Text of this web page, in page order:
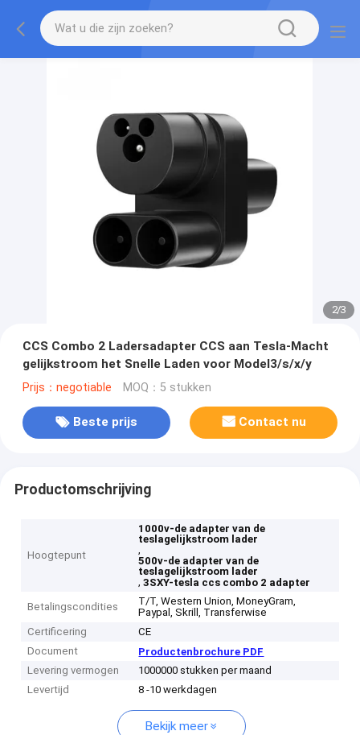
2/3
CCS Combo 2 Ladersadapter CCS aan Tesla-Macht
gelijkstroom het Snelle Laden voor Model3/s/x/y
Prijs：negotiable MOQ：5 stukken
Beste prijs Contact nu
Productomschrijving
Hoogtepunt
1000v-de adapter van de
teslagelijkstroom lader
,
500v-de adapter van de
teslagelijkstroom lader
,3SXY-tesla ccs combo 2 adapter
Betalingscondities
T/T, Western Union, MoneyGram,
Paypal, Skrill, Transferwise
Certificering
CE
Document
Productenbrochure PDF
Levering vermogen
1000000 stukken per maand
Levertijd
8 -10 werkdagen
Bekijk meer